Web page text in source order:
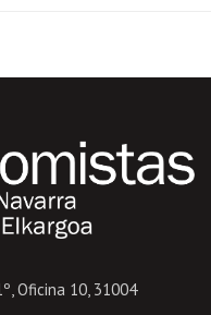
Oficina 10, 31004